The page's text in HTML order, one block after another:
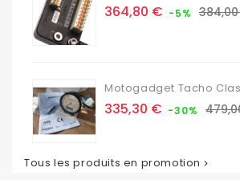
Prix
364,80 € -5% Prix
Motogadget Tacho
Prix
335,30 € -30% Prix
Tous les produits en promotion 